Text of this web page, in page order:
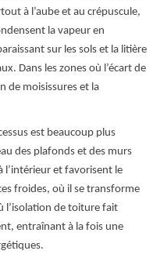
à l’aube et au crépuscule,
la vapeur en
sur les sols et la litière
Dans les zones où l’écart de
de moisissures et la
est beaucoup plus
des plafonds et des murs
l’intérieur et favorisent le
froides, où il se transforme
l’isolation de toiture fait
entraînant à la fois une